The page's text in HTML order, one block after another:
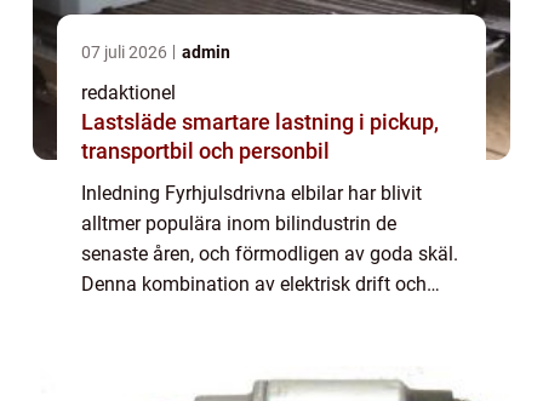
07 juli 2026 admin
redaktionel
Lastsläde smartare lastning i pickup,
transportbil och personbil
Inledning Fyrhjulsdrivna elbilar har blivit
alltmer populära inom bilindustrin de
senaste åren, och förmodligen av goda skäl.
Denna kombination av elektrisk drift och